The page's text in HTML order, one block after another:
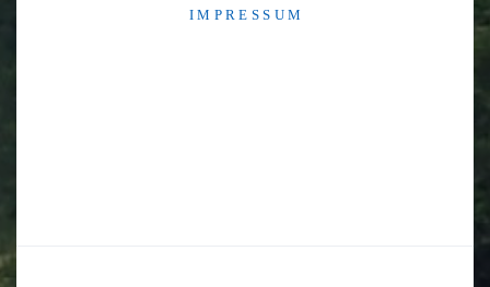
I M P R E S S U M